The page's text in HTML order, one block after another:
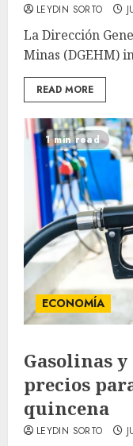
LEYDIN SORTO
La Dirección
Minas (DGEHM)
READ MORE
1 min read
ECONOMÍA
Gasolinas
precios
quincena
LEYDIN SORTO